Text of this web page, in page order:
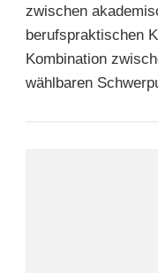
zwischen
berufspraktischen
Kombination
wählbaren